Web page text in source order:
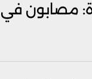
مصابون